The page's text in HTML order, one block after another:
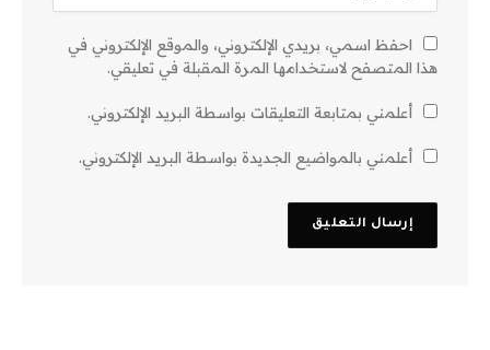
احفظ اسمي، بريدي الإلكتروني، والموقع الإلكتروني في
هذا المتصفح لاستخدامها المرة المقبلة في تعليقي.
أعلمني بمتابعة التعليقات بواسطة البريد الإلكتروني.
أعلمني بالمواضيع الجديدة بواسطة البريد الإلكتروني.